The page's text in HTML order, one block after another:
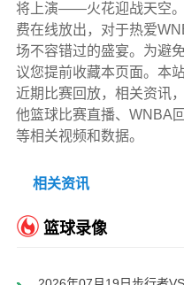
将上演——火花迎战天空
费在线放出，对于热爱
场不容错过的盛宴。为避
议您提前收藏本页面。本
近期比赛回放，相关资讯
他篮球比赛直播、WNBA
等相关视频和数据。
相关资讯
篮球录像